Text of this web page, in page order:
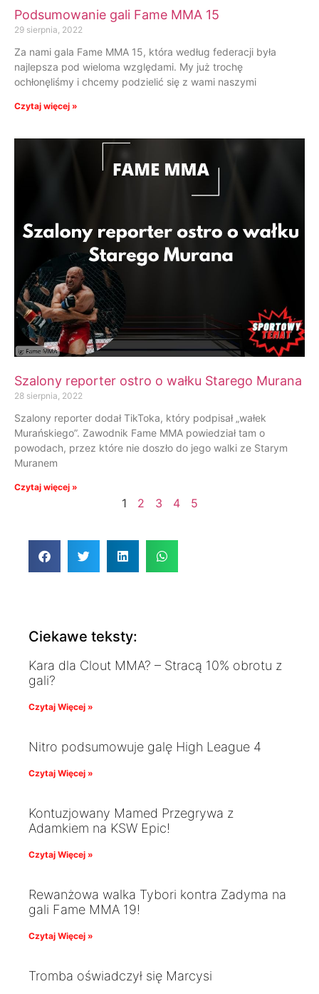
Podsumowanie gali Fame MMA 15
29 sierpnia, 2022
Za nami gala Fame MMA 15, która według federacji była
najlepsza pod wieloma względami. My już trochę
ochłonęliśmy i chcemy podzielić się z wami naszymi
Czytaj więcej »
Szalony reporter ostro o wałku Starego Murana
28 sierpnia, 2022
Szalony reporter dodał TikToka, który podpisał „wałek
Murańskiego”. Zawodnik Fame MMA powiedział tam o
powodach, przez które nie doszło do jego walki ze Starym
Muranem
Czytaj więcej »
1 2 3 4 5
Ciekawe teksty:
Kara dla Clout MMA? – Stracą 10% obrotu z
gali?
Czytaj Więcej »
Nitro podsumowuje galę High League 4
Czytaj Więcej »
Kontuzjowany Mamed Przegrywa z
Adamkiem na KSW Epic!
Czytaj Więcej »
Rewanżowa walka Tybori kontra Zadyma na
gali Fame MMA 19!
Czytaj Więcej »
Tromba oświadczył się Marcysi